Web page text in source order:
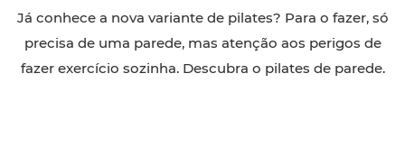
Já conhece a nova variante de pilates? Para o fazer, só
precisa de uma parede, mas atenção aos perigos de
fazer exercício sozinha. Descubra o pilates de parede.